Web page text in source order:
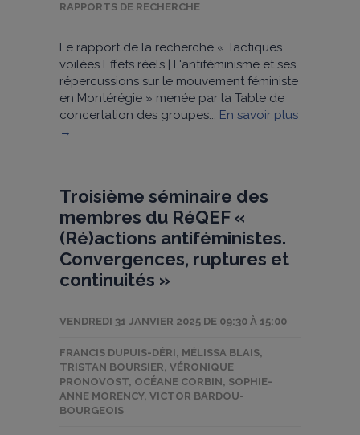
RAPPORTS DE RECHERCHE
Le rapport de la recherche « Tactiques
voilées Effets réels | L'antiféminisme et ses
répercussions sur le mouvement féministe
en Montérégie » menée par la Table de
concertation des groupes... En savoir plus
→
Troisième séminaire des
membres du RéQEF «
(Ré)actions antiféministes.
Convergences, ruptures et
continuités »
VENDREDI 31 JANVIER 2025 DE 09:30 À 15:00
FRANCIS DUPUIS-DÉRI, MÉLISSA BLAIS,
TRISTAN BOURSIER, VÉRONIQUE
PRONOVOST, OCÉANE CORBIN, SOPHIE-
ANNE MORENCY, VICTOR BARDOU-
BOURGEOIS